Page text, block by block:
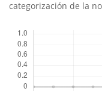
categorización de la